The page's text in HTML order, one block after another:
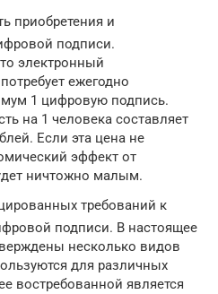
приобретения и
подписи.
электронный
ежегодно
1 цифровую подпись.
на 1 человека составляет
Если эта цена не
эффект от
ничтожно малым.
требований к
подписи. В настоящее
несколько видов
для различных
востребованной является